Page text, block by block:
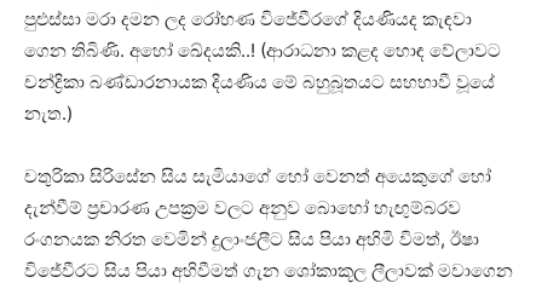
පුළුස්සා මරා දමන ලද රෝහණ විජේවීරගේ දියණියද කැඳවා
ගෙන තිබිණි. අහෝ ඛේදයකි..! (ආරාධනා කළද හොඳ වේලාවට
චන්ද්‍රිකා බණ්ඩාරනායක දියණිය මේ බහුබූතයට සහභාවී වූයේ
නැත.)
චතුරිකා සිරිසේන සිය සැමියාගේ හෝ වෙනත් අයෙකුගේ හෝ
දැන්වීම් ප්‍රචාරණ උපක්‍රම වලට අනුව බොහෝ හැඟුම්බරව
රංගනයක නිරත වෙමින් දුලාංජලීට සිය පියා අහිමි විමත්, ඊෂා
විජේවීරට සිය පියා අහිවීමත් ගැන ශෝකාකූල ලීලාවක් මවාගෙන